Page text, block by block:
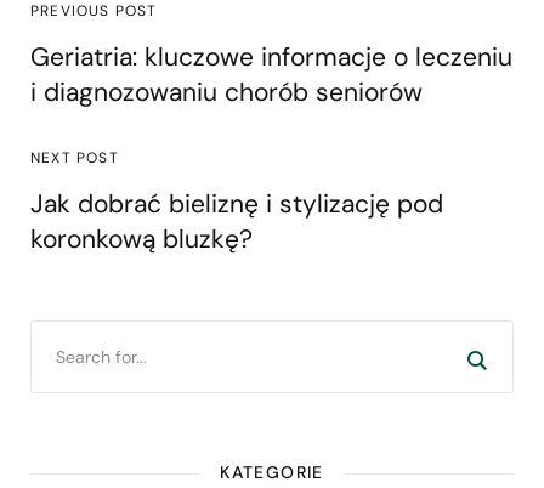
PREVIOUS POST
Geriatria: kluczowe informacje o leczeniu
i diagnozowaniu chorób seniorów
NEXT POST
Jak dobrać bieliznę i stylizację pod
koronkową bluzkę?
KATEGORIE